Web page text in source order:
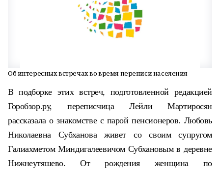
Об интересных встречах во время переписи населения
В подборке этих встреч, подготовленной редакцией
Горобзор.ру, переписчица Лейли Мартиросян
рассказала о знакомстве с парой пенсионеров. Любовь
Николаевна Субханова живет со своим супругом
Галиахметом Миндигалеевичом Субхановым в деревне
Нижнеутяшево. От рождения женщина по